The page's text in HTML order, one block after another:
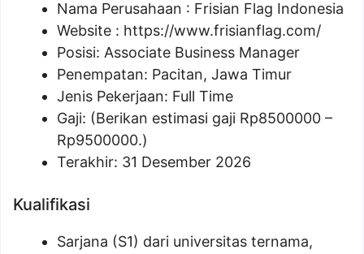
Nama Perusahaan : Frisian Flag Indonesia
Website : https://www.frisianflag.com/
Posisi: Associate Business Manager
Penempatan: Pacitan, Jawa Timur
Jenis Pekerjaan: Full Time
Gaji: (Berikan estimasi gaji Rp8500000 –
Rp9500000.)
Terakhir: 31 Desember 2026
Kualifikasi
Sarjana (S1) dari universitas ternama,